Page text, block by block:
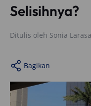
Selisihnya?
Ditulis oleh Sonia
Bagikan